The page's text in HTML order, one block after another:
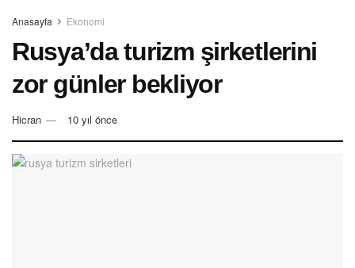
Anasayfa Ekonomi
Rusya’da turizm şirketlerini
zor günler bekliyor
Hicran 10 yıl önce